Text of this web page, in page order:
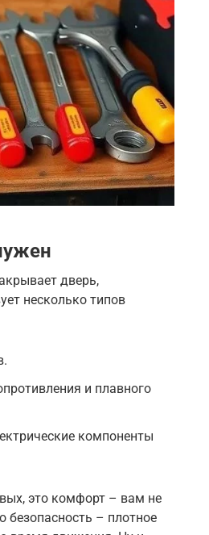
дверь,
несколько типов
и плавного
компоненты
это комфорт – вам не
безопасность – плотное